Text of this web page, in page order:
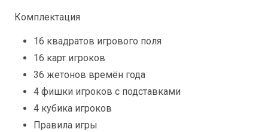
Комплектация
16 квадратов игрового поля
16 карт игроков
36 жетонов времён года
4 фишки игроков с подставками
4 кубика игроков
Правила игры